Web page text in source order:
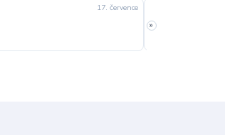
17. července
slušná rychlost
»